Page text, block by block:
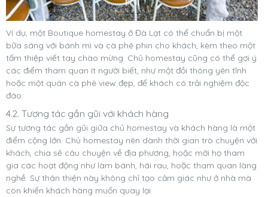
Ví dụ, một Boutique homestay ở Đà Lạt có thể chuẩn bị một
bữa sáng với bánh mì và cà phê phin cho khách, kèm theo một
tấm thiệp viết tay chào mừng. Chủ homestay cũng có thể gợi ý
các điểm tham quan ít người biết, như một đồi thông yên tĩnh
hoặc một quán cà phê view đẹp, để khách có trải nghiệm độc
đáo.
4.2. Tương tác gần gũi với khách hàng
Sự tương tác gần gũi giữa chủ homestay và khách hàng là một
điểm cộng lớn. Chủ homestay nên dành thời gian trò chuyện với
khách, chia sẻ câu chuyện về địa phương, hoặc mời họ tham
gia các hoạt động như làm bánh, hái rau, hoặc tham quan làng
nghề. Sự thân thiện này không chỉ tạo cảm giác như ở nhà mà
còn khiến khách hàng muốn quay lại.